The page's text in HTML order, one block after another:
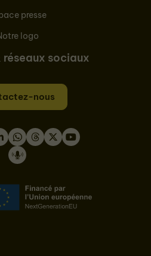
presse
logo
sociaux
nous
LinkedInWhatsApp